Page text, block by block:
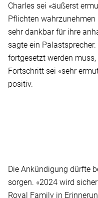
Charles sei «äußerst
Pflichten
sehr dankbar für ihre
sagte ein
fortgesetzt werden
Fortschritt sei «sehr
positiv.
Die Ankündigung dürfte
sorgen. «2024 wird
Royal Family in